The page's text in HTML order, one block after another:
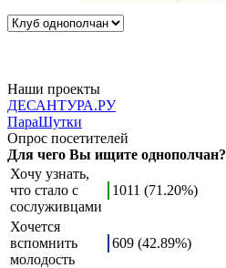
Наши проекты
ДЕСАНТУРА.РУ
ПараШутки
Опрос посетителей
Для чего Вы ищите однополчан?
Хочу узнать,
что стало с
сослуживцами
1011 (71.20%)
Хочется
вспомнить
молодость
609 (42.89%)